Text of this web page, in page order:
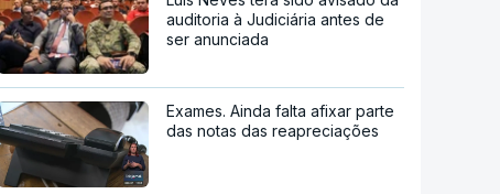
auditoria à Judiciária antes de
ser anunciada
Exames. Ainda falta afixar parte
das notas das reapreciações